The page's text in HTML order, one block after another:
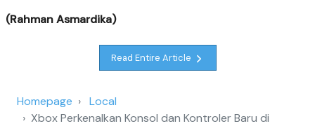
(Rahman Asmardika)
Read Entire Article
Homepage
Local
Xbox Perkenalkan Konsol dan Kontroler Baru di